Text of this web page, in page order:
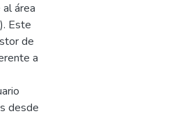
área
Este
de
a
desde